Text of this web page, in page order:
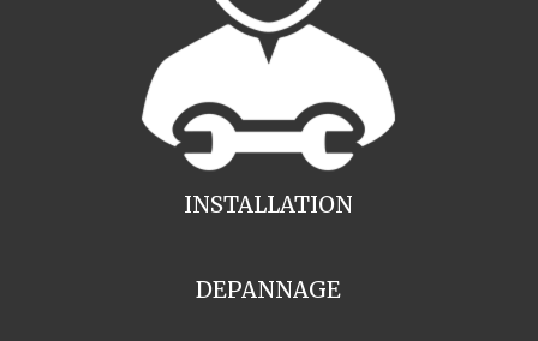
INSTALLATION
DEPANNAGE